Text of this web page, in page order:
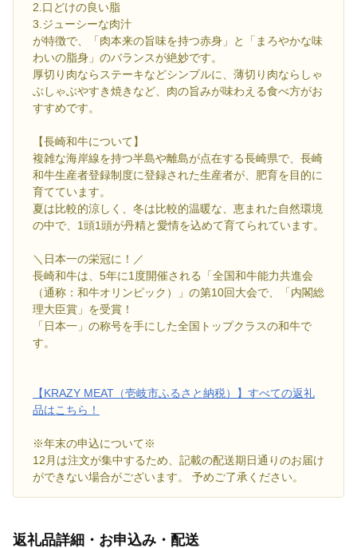
2.口どけの良い脂
3.ジューシーな肉汁
が特徴で、「肉本来の旨味を持つ赤身」と「まろやかな味
わいの脂身」のバランスが絶妙です。
厚切り肉ならステーキなどシンプルに、薄切り肉ならしゃ
ぶしゃぶやすき焼きなど、肉の旨みが味わえる食べ方がお
すすめです。
【長崎和牛について】
複雑な海岸線を持つ半島や離島が点在する長崎県で、長崎
和牛生産者登録制度に登録された生産者が、肥育を目的に
育てています。
夏は比較的涼しく、冬は比較的温暖な、恵まれた自然環境
の中で、1頭1頭が丹精と愛情を込めて育てられています。
＼日本一の栄冠に！／
長崎和牛は、5年に1度開催される「全国和牛能力共進会
（通称：和牛オリンピック）」の第10回大会で、「内閣総
理大臣賞」を受賞！
「日本一」の称号を手にした全国トップクラスの和牛で
す。
【KRAZY MEAT（壱岐市ふるさと納税）】すべての返礼
品はこちら！
※年末の申込について※
12月は注文が集中するため、記載の配送期日通りのお届け
ができない場合がございます。 予めご了承ください。
返礼品詳細・お申込み・配送